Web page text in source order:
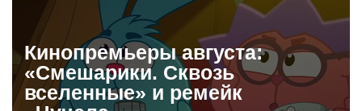
Кинопремьеры августа:
«Смешарики. Сквозь
вселенные» и ремейк